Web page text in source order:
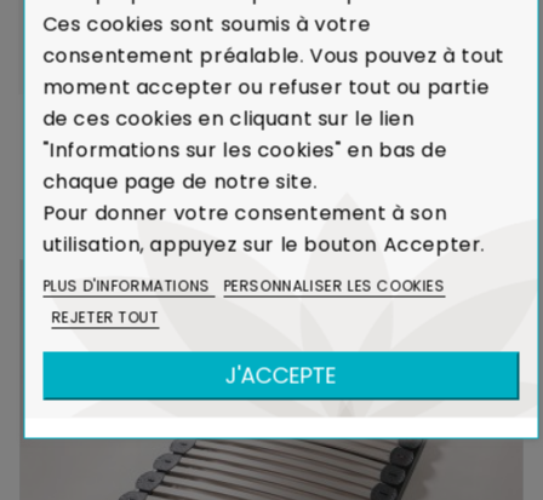
LIVRAISON par transporteurs spécialisés :
DANS LA MÊME COLLECTION
Ces cookies sont soumis à votre
consentement préalable. Vous pouvez à tout
moment accepter ou refuser tout ou partie
de ces cookies en cliquant sur le lien
"Informations sur les cookies" en bas de
chaque page de notre site.
Pour donner votre consentement à son
utilisation, appuyez sur le bouton Accepter.
PLUS D'INFORMATIONS
PERSONNALISER LES COOKIES
REJETER TOUT
J'ACCEPTE